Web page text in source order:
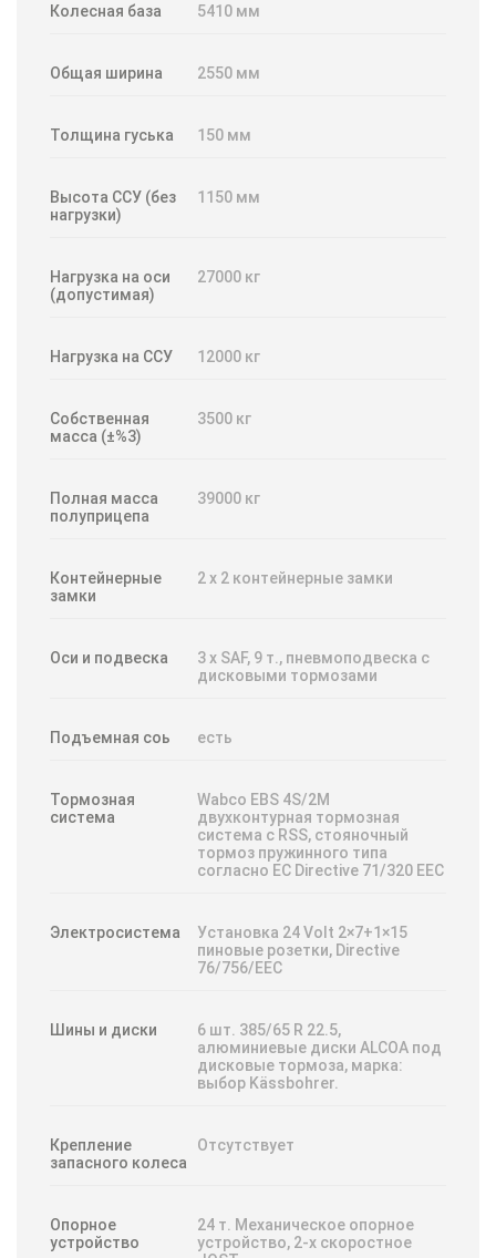
Колесная база 5410 мм
Общая ширина 2550 мм
Толщина гуська 150 мм
Высота ССУ (без
нагрузки)
1150 мм
Нагрузка на оси
(допустимая)
27000 кг
Нагрузка на ССУ 12000 кг
Собственная
масса (±%3)
3500 кг
Полная масса
полуприцепа
39000 кг
Контейнерные
замки
2 x 2 контейнерные замки
Оси и подвеска
3 x SAF, 9 т., пневмоподвеска с
дисковыми тормозами
Подъемная соь есть
Тормозная
система
Wabco EBS 4S/2M
двухконтурная тормозная
система с RSS, стояночный
тормоз пружинного типа
согласно EC Directive 71/320 EEC
Электросистема
Установка 24 Volt 2×7+1×15
пиновые розетки, Directive
76/756/EEC
Шины и диски
6 шт. 385/65 R 22.5,
алюминиевые диски ALCOA под
дисковые тормоза, марка:
выбор Kässbohrer.
Крепление
запасного колеса
Отсутствует
Опорное
устройство
24 т. Механическое опорное
устройство, 2-х скоростное